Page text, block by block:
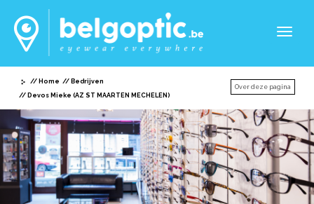
Home
Bedrijven
Devos Mieke (AZ ST MAARTEN MECHELEN)
Over deze pagina